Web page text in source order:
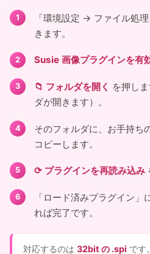
「環境設定 → ファイル処
きます。
Susie 画像プラグインを有
📁 フォルダを開く を押し
ダが開きます）。
そのフォルダに、お手持ち
コピーします。
⟳ プラグインを再読み込み
「ロード済みプラグイン
れば完了です。
対応するのは 32bit の .spi です